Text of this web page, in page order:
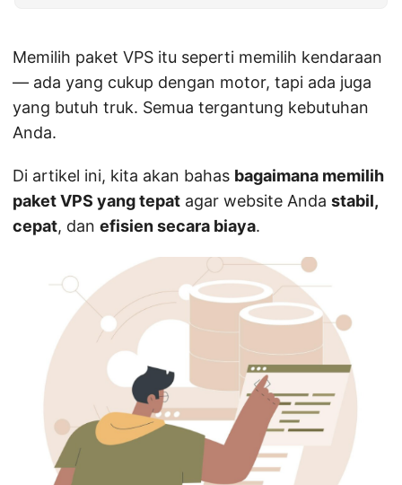
Memilih paket VPS itu seperti memilih kendaraan
— ada yang cukup dengan motor, tapi ada juga
yang butuh truk. Semua tergantung kebutuhan
Anda.
Di artikel ini, kita akan bahas bagaimana memilih
paket VPS yang tepat agar website Anda stabil,
cepat, dan efisien secara biaya.